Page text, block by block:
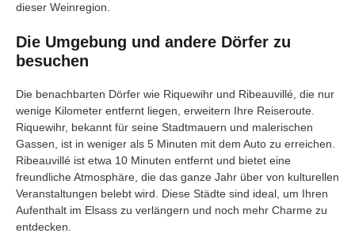
dieser Weinregion.
Die Umgebung und andere Dörfer zu
besuchen
Die benachbarten Dörfer wie Riquewihr und Ribeauvillé, die nur
wenige Kilometer entfernt liegen, erweitern Ihre Reiseroute.
Riquewihr, bekannt für seine Stadtmauern und malerischen
Gassen, ist in weniger als 5 Minuten mit dem Auto zu erreichen.
Ribeauvillé ist etwa 10 Minuten entfernt und bietet eine
freundliche Atmosphäre, die das ganze Jahr über von kulturellen
Veranstaltungen belebt wird. Diese Städte sind ideal, um Ihren
Aufenthalt im Elsass zu verlängern und noch mehr Charme zu
entdecken.